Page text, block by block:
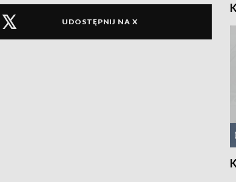
UDOSTĘPNIJ NA X